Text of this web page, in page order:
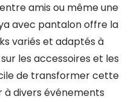
amis ou même une
avec pantalon offre la
variés et adaptés à
les accessoires et les
de transformer cette
divers événements